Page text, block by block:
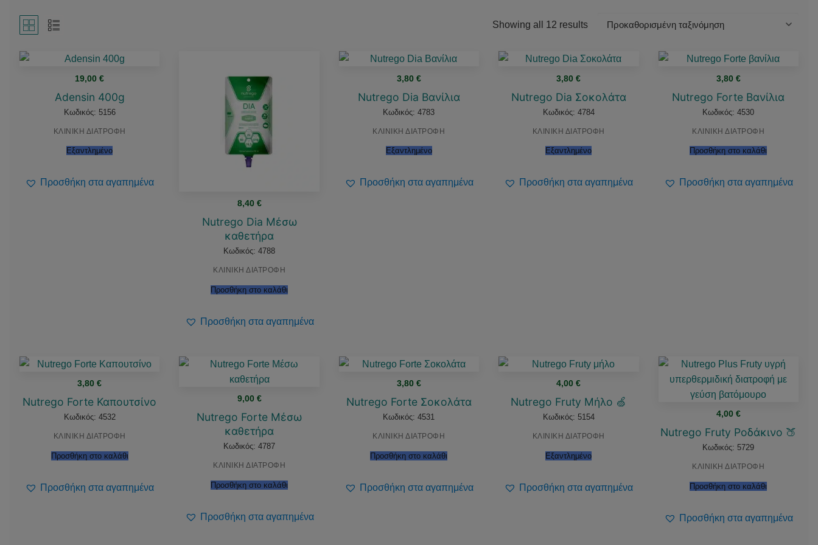
Showing all 12 results
19,00€
Adensin 400g
Κωδικός: 5156
ΚΛΙΝΙΚΗ ΔΙΑΤΡΟΦΗ
Εξαντλημένο
Προσθήκη στα αγαπημένα
8,40 €
Nutrego Dia Μέσω
καθετήρα
Κωδικός: 4788
ΚΛΙΝΙΚΗ ΔΙΑΤΡΟΦΗ
Προσθήκη στο καλάθι
Προσθήκη στα αγαπημένα
3,80 €
Nutrego Dia Βανίλια
Κωδικός: 4783
ΚΛΙΝΙΚΗ ΔΙΑΤΡΟΦΗ
Εξαντλημένο
Προσθήκη στα αγαπημένα
3,80€
Nutrego Dia Σοκολάτα
Κωδικός: 4784
ΚΛΙΝΙΚΗ ΔΙΑΤΡΟΦΗ
Εξαντλημένο
Προσθήκη στα αγαπημένα
3,80 €
Nutrego Forte Βανίλια
Κωδικός: 4530
ΚΛΙΝΙΚΗ ΔΙΑΤΡΟΦΗ
Προσθήκη στο καλάθι
Προσθήκη στα αγαπημένα
3,80€
Nutrego Forte Καπουτσίνο
Κωδικός: 4532
ΚΛΙΝΙΚΗ ΔΙΑΤΡΟΦΗ
Προσθήκη στο καλάθι
Προσθήκη στα αγαπημένα
9,00 €
Nutrego Forte Μέσω
καθετήρα
Κωδικός: 4787
ΚΛΙΝΙΚΗ ΔΙΑΤΡΟΦΗ
Προσθήκη στο καλάθι
Προσθήκη στα αγαπημένα
3,80 €
Nutrego Forte Σοκολάτα
Κωδικός: 4531
ΚΛΙΝΙΚΗ ΔΙΑΤΡΟΦΗ
Προσθήκη στο καλάθι
Προσθήκη στα αγαπημένα
4,00€
Nutrego Fruty Μήλο 🍏
Κωδικός: 5154
ΚΛΙΝΙΚΗ ΔΙΑΤΡΟΦΗ
Εξαντλημένο
Προσθήκη στα αγαπημένα
4,00 €
Nutrego Fruty Ροδάκινο 🍑
Κωδικός: 5729
ΚΛΙΝΙΚΗ ΔΙΑΤΡΟΦΗ
Προσθήκη στο καλάθι
Προσθήκη στα αγαπημένα